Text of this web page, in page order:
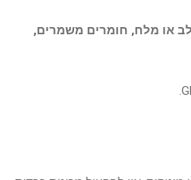
או מלח, חומרים משמרים,